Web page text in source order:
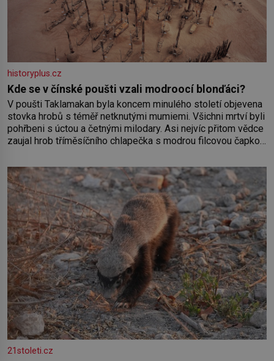
historyplus.cz
Kde se v čínské poušti vzali modroocí blonďáci?
V poušti Taklamakan byla koncem minulého století objevena
stovka hrobů s téměř netknutými mumiemi. Všichni mrtví byli
pohřbeni s úctou a četnými milodary. Asi nejvíc přitom vědce
zaujal hrob tříměsíčního chlapečka s modrou filcovou čapkou,
nesmírně dobře zachovalá, přičítají odborníci zdejším
klimatickým podmínkám. Sucho, prosolené písky a extrémně
21stoleti.cz